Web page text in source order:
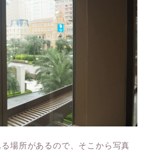
場所があるので、そこから写真